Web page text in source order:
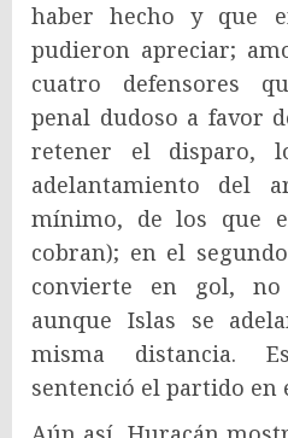
haber hecho y que
pudieron apreciar;
cuatro defensores
penal dudoso a favor
retener el disparo,
adelantamiento del
mínimo, de los que
cobran); en el
convierte en gol,
aunque Islas se
misma distancia.
sentenció el partido en